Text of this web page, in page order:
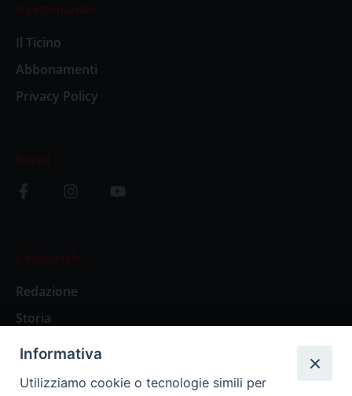
Il settimanale
Il Ticino
Abbonamenti
Privacy Policy
Social
L’editoriale
Redazione
Storia
Abbonamenti
Informativa
Utilizziamo cookie o tecnologie simili per